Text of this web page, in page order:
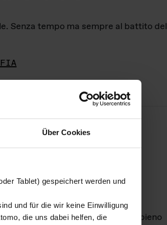
Über Cookies
Tablet) gespeichert werden und
und für die wir keine Einwilligung
die uns dabei helfen, die
Senza tempo ma sempre al battito del
LebenGmbH e rimangono in pieno